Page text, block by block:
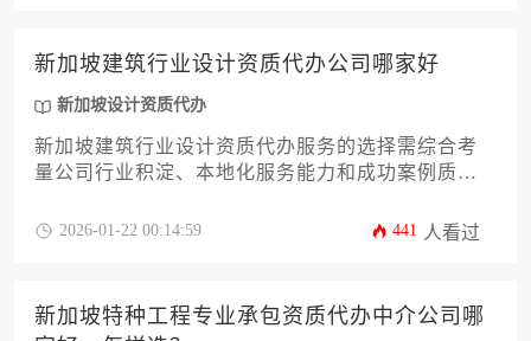
新加坡建筑行业设计资质代办公司哪家好
新加坡设计资质代办
新加坡建筑行业设计资质代办服务的选择需综合考
量公司行业积淀、本地化服务能力和成功案例质
的精准解读能力和全流程风险管控体系。
2026-01-22 00:14:59 441 人看过
新加坡特种工程专业承包资质代办中介公司哪